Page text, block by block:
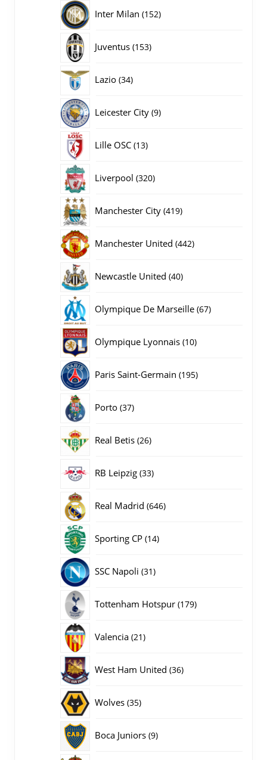
Inter Milan 152152
Juventus 153153
Lazio 3434
Leicester City 99
Lille OSC 1313
Liverpool 320320
Manchester City 419419
Manchester United 442442
Newcastle United 4040
Olympique De Marseille 6767
Olympique Lyonnais 1010
Paris Saint-Germain 195195
Porto 3737
Real Betis 2626
RB Leipzig 3333
Real Madrid 646646
Sporting CP 1414
SSC Napoli 3131
Tottenham Hotspur 179179
Valencia 2121
West Ham United 3636
Wolves 3535
Boca Juniors 99